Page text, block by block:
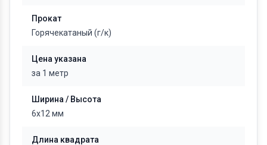
Прокат
Горячекатаный (г/к)
Цена указана
за 1 метр
Ширина / Высота
6х12 мм
Длина квадрата